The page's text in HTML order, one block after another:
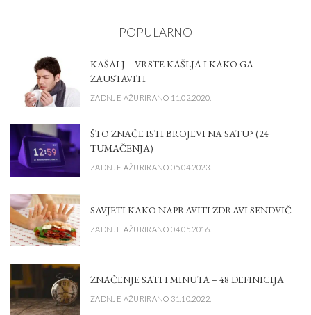
POPULARNO
KAŠALJ – VRSTE KAŠLJA I KAKO GA
ZAUSTAVITI
ZADNJE AŽURIRANO 11.02.2020.
ŠTO ZNAČE ISTI BROJEVI NA SATU? (24
TUMAČENJA)
ZADNJE AŽURIRANO 05.04.2023.
SAVJETI KAKO NAPRAVITI ZDRAVI SENDVIČ
ZADNJE AŽURIRANO 04.05.2016.
ZNAČENJE SATI I MINUTA – 48 DEFINICIJA
ZADNJE AŽURIRANO 31.10.2022.